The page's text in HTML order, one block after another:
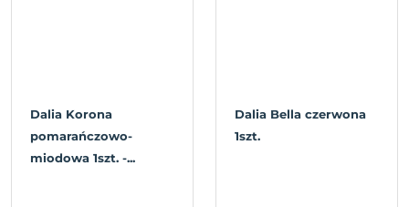
Dalia Korona
pomarańczowo-
miodowa 1szt. -...
Dalia Bella czerwona
1szt.